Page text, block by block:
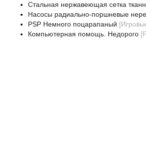
Стальная нержавеющая сетка
Насосы радиально-поршневые
PSP Немного поцарапаный [
Компьютерная помощь. Недорого [